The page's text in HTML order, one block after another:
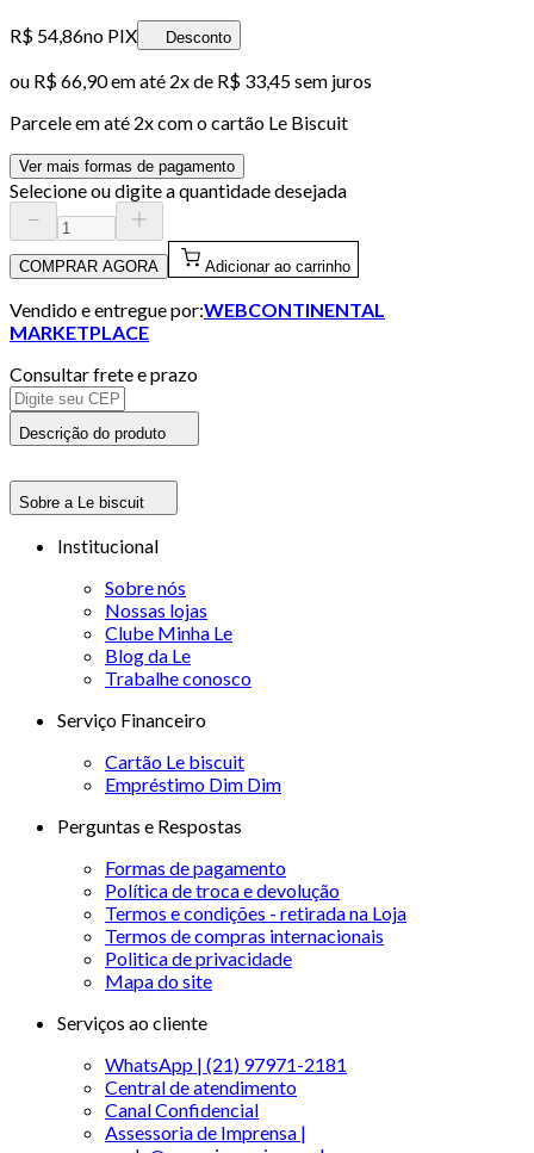
R$ 54,86no PIX Desconto
ou R$ 66,90em até 2x de R$ 33,45 sem juros
Parcele em até 2x com o cartão Le Biscuit
Ver mais formas de pagamento
Selecione ou digite a quantidade desejada
COMPRAR AGORA Adicionar ao carrinho
Vendido e entregue por:WEBCONTINENTAL
MARKETPLACE
Consultar frete e prazo
Descrição do produto
Sobre a Le biscuit
Institucional
Sobre nós
Nossas lojas
Clube Minha Le
Blog da Le
Trabalhe conosco
Serviço Financeiro
Cartão Le biscuit
Empréstimo Dim Dim
Perguntas e Respostas
Formas de pagamento
Política de troca e devolução
Termos e condições - retirada na Loja
Termos de compras internacionais
Politica de privacidade
Mapa do site
Serviços ao cliente
WhatsApp | (21) 97971-2181
Central de atendimento
Canal Confidencial
Assessoria de Imprensa |